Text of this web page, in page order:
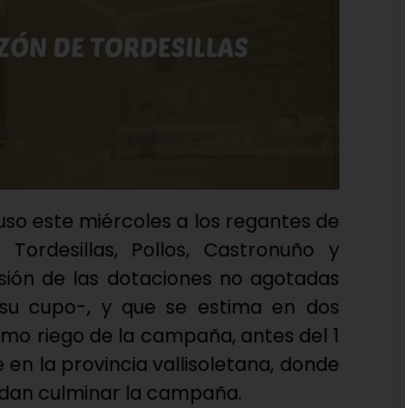
este miércoles a los regantes de
Pollos, Castronuño y
de las dotaciones no agotadas
cupo-, y que se estima en dos
riego de la campaña, antes del 1
la provincia vallisoletana, donde
culminar la campaña.